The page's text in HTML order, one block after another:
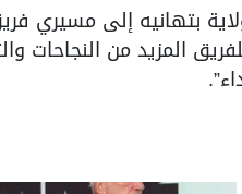
بتهانيه إلى مسيري
المزيد من النجاحات